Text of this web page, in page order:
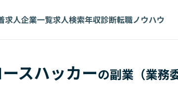
求人企業一覧求人検索年収診断転職ノウハウ
スハッカーの副業（業務